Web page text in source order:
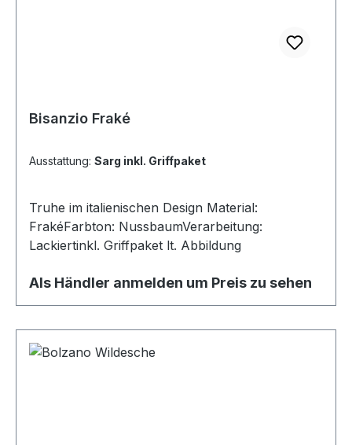
Bisanzio Fraké
Ausstattung: Sarg inkl. Griffpaket
Truhe im italienischen Design Material:
FrakéFarbton: NussbaumVerarbeitung:
Lackiertinkl. Griffpaket lt. Abbildung
Als Händler anmelden um Preis zu sehen